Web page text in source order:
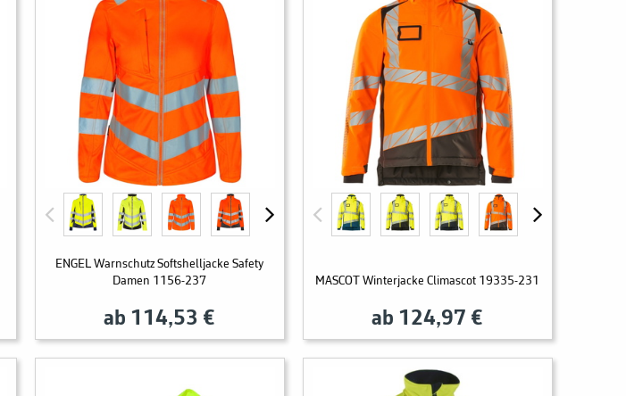
ENGEL Warnschutz Softshelljacke Safety
Damen 1156-237
ab 114,53 €
MASCOT Winterjacke Climascot 19335-231
ab 124,97 €